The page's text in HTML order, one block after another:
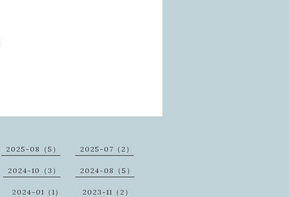
2025-08（5） 2025-07（2）
2024-10（3） 2024-08（5）
2024-01（1） 2023-11（2）